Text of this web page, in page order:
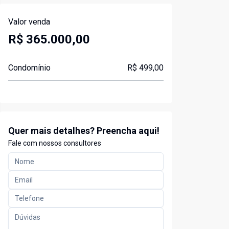
Valor venda
R$ 365.000,00
Condomínio R$ 499,00
Quer mais detalhes? Preencha aqui!
Fale com nossos consultores